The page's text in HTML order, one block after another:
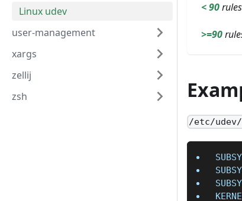
Linux udev
user-management
xargs
zellij
zsh
< 90
>=90
/etc/